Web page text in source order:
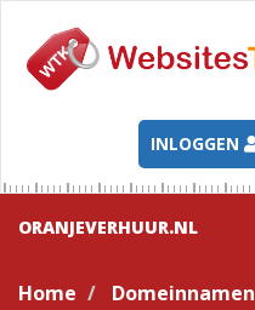
INLOGGEN
ORANJEVERHUUR.NL
Home Domeinnamen